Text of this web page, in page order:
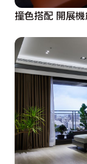
近。
f、兩間次臥皆
g、開放式廚房
中清潔與美觀
都較為欠缺。
在符合業主的需
計意志：
撞色搭配 開展